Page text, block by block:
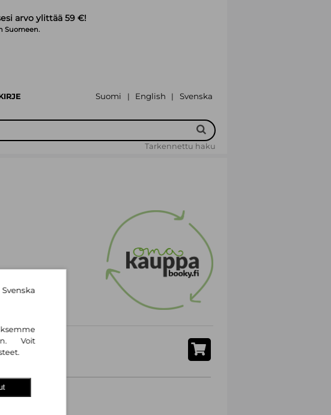
arvo ylittää 59 €!
Suomeen.
Suomi | English | Svenska
Tarkennettu haku
Svenska
Voit